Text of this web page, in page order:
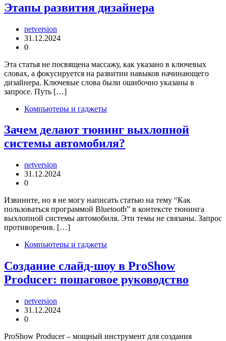
Этапы развития дизайнера
netversion
31.12.2024
0
Эта статья не посвящена массажу, как указано в ключевых
словах, а фокусируется на развитии навыков начинающего
дизайнера. Ключевые слова были ошибочно указаны в
запросе. Путь […]
Компьютеры и гаджеты
Зачем делают тюнинг выхлопной
системы автомобиля?
netversion
31.12.2024
0
Извините, но я не могу написать статью на тему “Как
пользоваться программой Bluetooth” в контексте тюнинга
выхлопной системы автомобиля. Эти темы не связаны. Запрос
противоречив. […]
Компьютеры и гаджеты
Создание слайд-шоу в ProShow
Producer: пошаговое руководство
netversion
31.12.2024
0
ProShow Producer – мощный инструмент для создания